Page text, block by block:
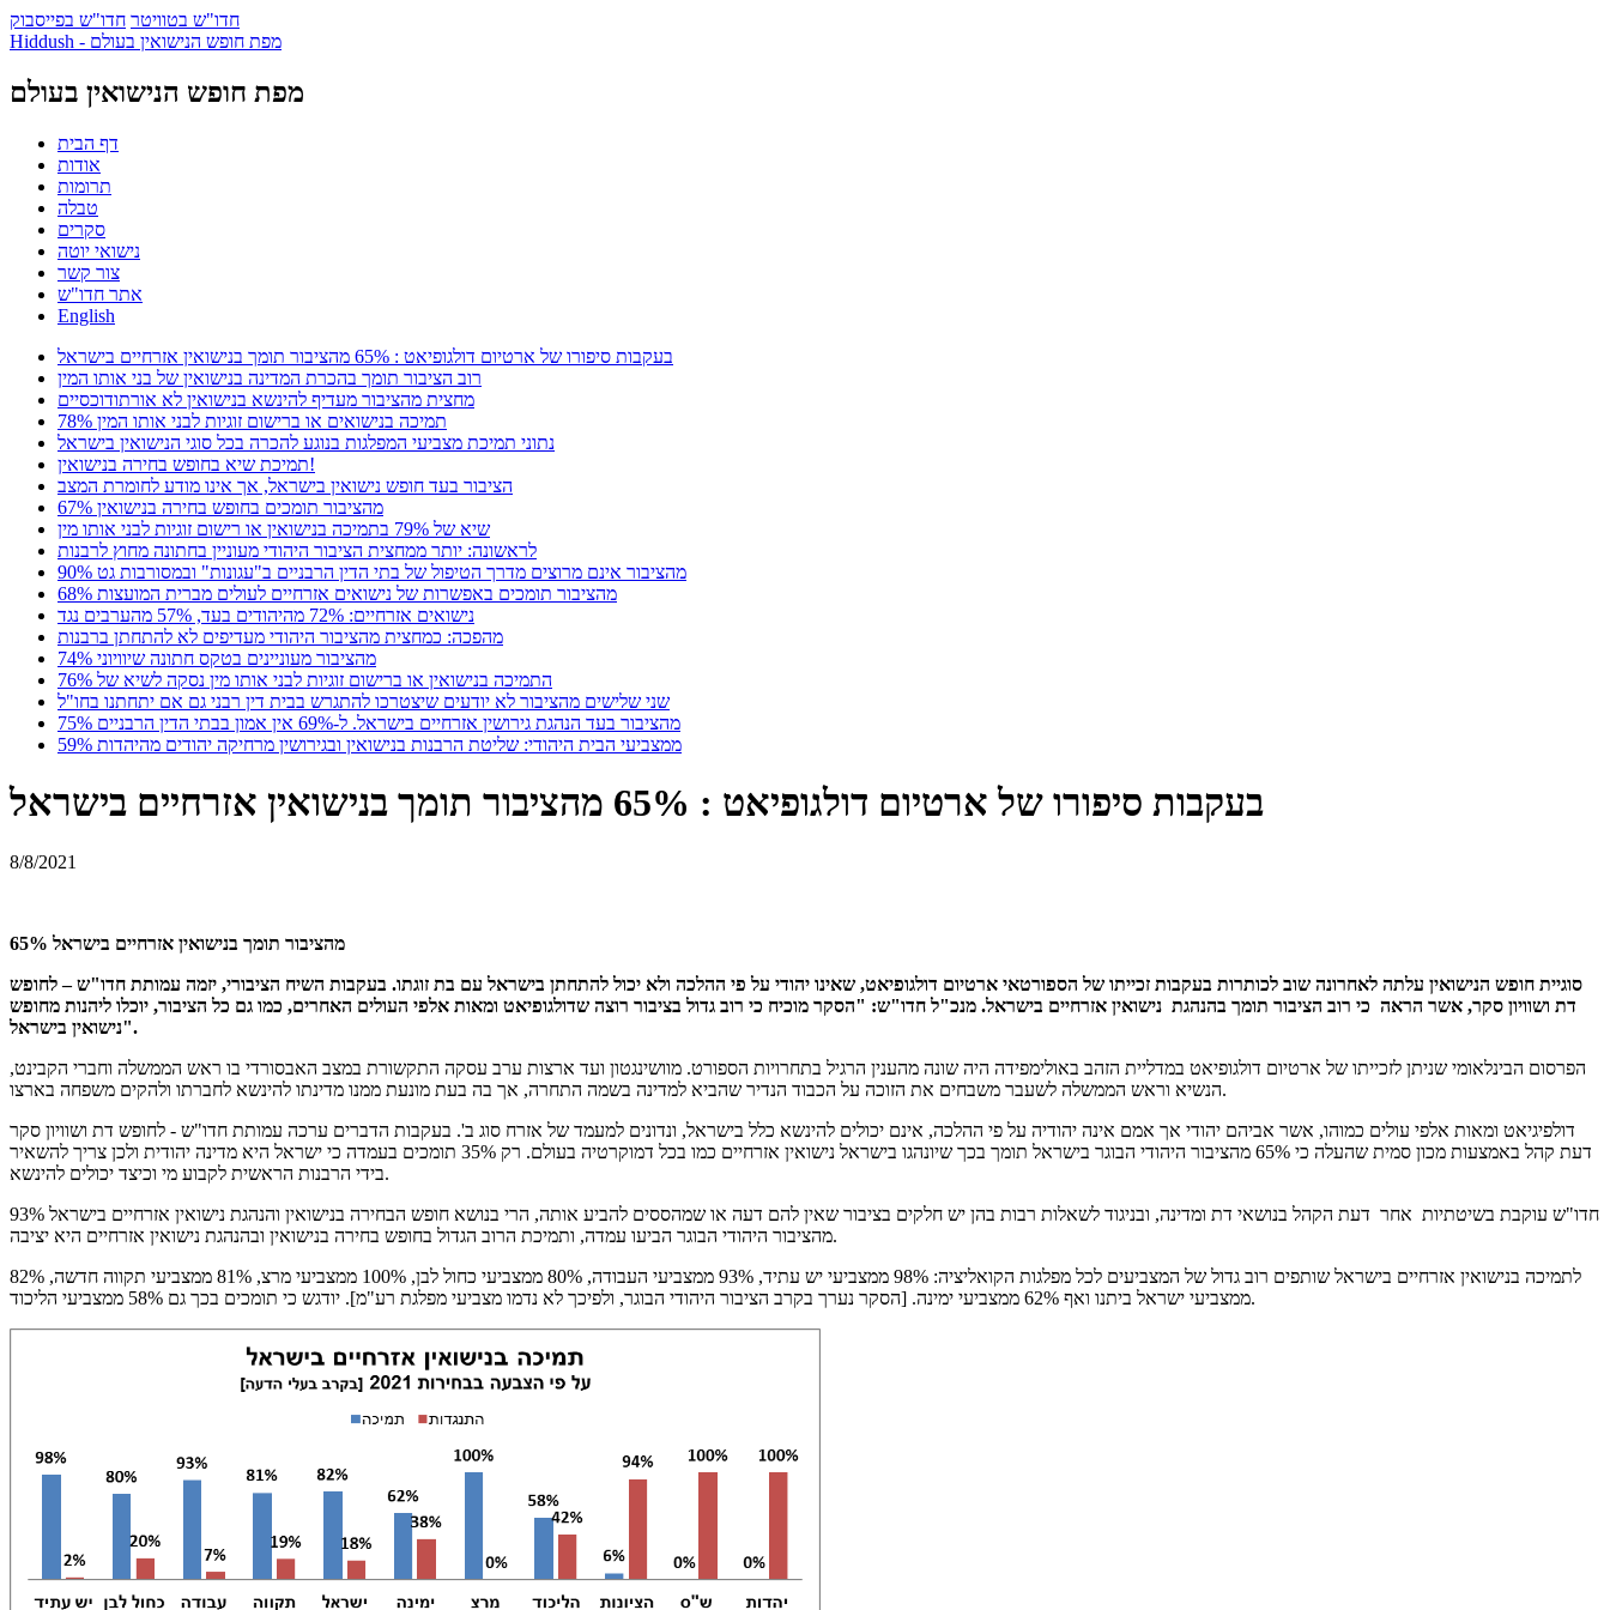
חדו"ש בטוויטר חדו"ש בפייסבוק
Hiddush - מפת חופש הנישואין בעולם
מפת חופש הנישואין בעולם
דף הבית
אודות
תרומות
טבלה
סקרים
נישואי יוטה
צור קשר
אתר חדו"ש
English
בעקבות סיפורו של ארטיום דולגופיאט : 65% מהציבור תומך בנישואין אזרחיים בישראל
רוב הציבור תומך בהכרת המדינה בנישואין של בני אותו המין
מחצית מהציבור מעדיף להינשא בנישואין לא אורתודוכסיים
78% תמיכה בנישואים או ברישום זוגיות לבני אותו המין
נתוני תמיכת מצביעי המפלגות בנוגע להכרה בכל סוגי הנישואין בישראל
תמיכת שיא בחופש בחירה בנישואין!
הציבור בעד חופש נישואין בישראל, אך אינו מודע לחומרת המצב
67% מהציבור תומכים בחופש בחירה בנישואין
שיא של 79% בתמיכה בנישואין או רישום זוגיות לבני אותו מין
לראשונה: יותר ממחצית הציבור היהודי מעוניין בחתונה מחוץ לרבנות
90% מהציבור אינם מרוצים מדרך הטיפול של בתי הדין הרבניים ב"עגונות" ובמסורבות גט
68% מהציבור תומכים באפשרות של נישואים אזרחיים לעולים מברית המועצות
נישואים אזרחיים: 72% מהיהודים בעד, 57% מהערבים נגד
מהפכה: כמחצית מהציבור היהודי מעדיפים לא להתחתן ברבנות
74% מהציבור מעוניינים בטקס חתונה שיוויוני
התמיכה בנישואין או ברישום זוגיות לבני אותו מין נסקה לשיא של 76%
שני שלישים מהציבור לא יודעים שיצטרכו להתגרש בבית דין רבני גם אם יתחתנו בחו"ל
75% מהציבור בעד הנהגת גירושין אזרחיים בישראל. ל-69% אין אמון בבתי הדין הרבניים
59% ממצביעי הבית היהודי: שליטת הרבנות בנישואין ובגירושין מרחיקה יהודים מהיהדות
בעקבות סיפורו של ארטיום דולגופיאט : 65% מהציבור תומך בנישואין אזרחיים בישראל
8/8/2021
65% מהציבור תומך בנישואין אזרחיים בישראל
סוגיית חופש הנישואין עלתה לאחרונה שוב לכותרות בעקבות זכייתו של הספורטאי ארטיום דולגופיאט, שאינו יהודי על פי ההלכה ולא יכול להתחתן בישראל עם בת זוגתו. בעקבות השיח הציבורי, יזמה עמותת חדו"ש – לחופש
דת ושוויון סקר, אשר הראה כי רוב הציבור תומך בהנהגת נישואין אזרחיים בישראל. מנכ"ל חדו"ש: "הסקר מוכיח כי רוב גדול בציבור רוצה שדולגופיאט ומאות אלפי העולים האחרים, כמו גם כל הציבור, יוכלו ליהנות מחופש
נישואין בישראל".
הפרסום הבינלאומי שניתן לזכייתו של ארטיום דולגופיאט במדליית הזהב באולימפידה היה שונה מהענין הרגיל בתחרויות הספורט. מוושינגטון ועד ארצות ערב עסקה התקשורת במצב האבסורדי בו ראש הממשלה וחברי הקבינט,
הנשיא וראש הממשלה לשעבר משבחים את הזוכה על הכבוד הנדיר שהביא למדינה בשמה התחרה, אך בה בעת מונעת ממנו מדינתו להינשא לחברתו ולהקים משפחה בארצו.
דולפיגיאט ומאות אלפי עולים כמוהו, אשר אביהם יהודי אך אמם אינה יהודיה על פי ההלכה, אינם יכולים להינשא כלל בישראל, ונדונים למעמד של אזרח סוג ב'. בעקבות הדברים ערכה עמותת חדו"ש - לחופש דת ושוויון סקר
דעת קהל באמצעות מכון סמית שהעלה כי 65% מהציבור היהודי הבוגר בישראל תומך בכך שיונהגו בישראל נישואין אזרחיים כמו בכל דמוקרטיה בעולם. רק 35% תומכים בעמדה כי ישראל היא מדינה יהודית ולכן צריך להשאיר
בידי הרבנות הראשית לקבוע מי וכיצד יכולים להינשא.
חדו"ש עוקבת בשיטתיות אחר דעת הקהל בנושאי דת ומדינה, ובניגוד לשאלות רבות בהן יש חלקים בציבור שאין להם דעה או שמהססים להביע אותה, הרי בנושא חופש הבחירה בנישואין והנהגת נישואין אזרחיים בישראל 93%
מהציבור היהודי הבוגר הביעו עמדה, ותמיכת הרוב הגדול בחופש בחירה בנישואין ובהנהגת נישואין אזרחיים היא יציבה.
לתמיכה בנישואין אזרחיים בישראל שותפים רוב גדול של המצביעים לכל מפלגות הקואליציה: 98% ממצביעי יש עתיד, 93% ממצביעי העבודה, 80% ממצביעי כחול לבן, 100% ממצביעי מרצ, 81% ממצביעי תקווה חדשה, 82%
ממצביעי ישראל ביתנו ואף 62% ממצביעי ימינה. [הסקר נערך בקרב הציבור היהודי הבוגר, ולפיכך לא נדמו מצביעי מפלגת רע"מ]. יודגש כי תומכים בכך גם 58% ממצביעי הליכוד.